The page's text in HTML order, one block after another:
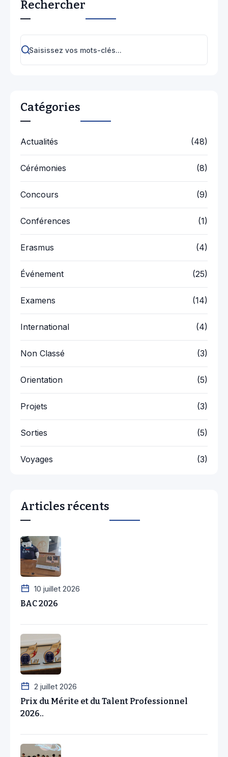
Rechercher
Catégories
Actualités (48)
Cérémonies (8)
Concours (9)
Conférences (1)
Erasmus (4)
Événement (25)
Examens (14)
International (4)
Non Classé (3)
Orientation (5)
Projets (3)
Sorties (5)
Voyages (3)
Articles récents
10 juillet 2026
BAC 2026
2 juillet 2026
Prix du Mérite et du Talent Professionnel
2026..